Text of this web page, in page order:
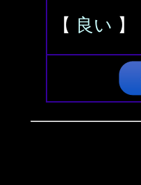
【 良い 】